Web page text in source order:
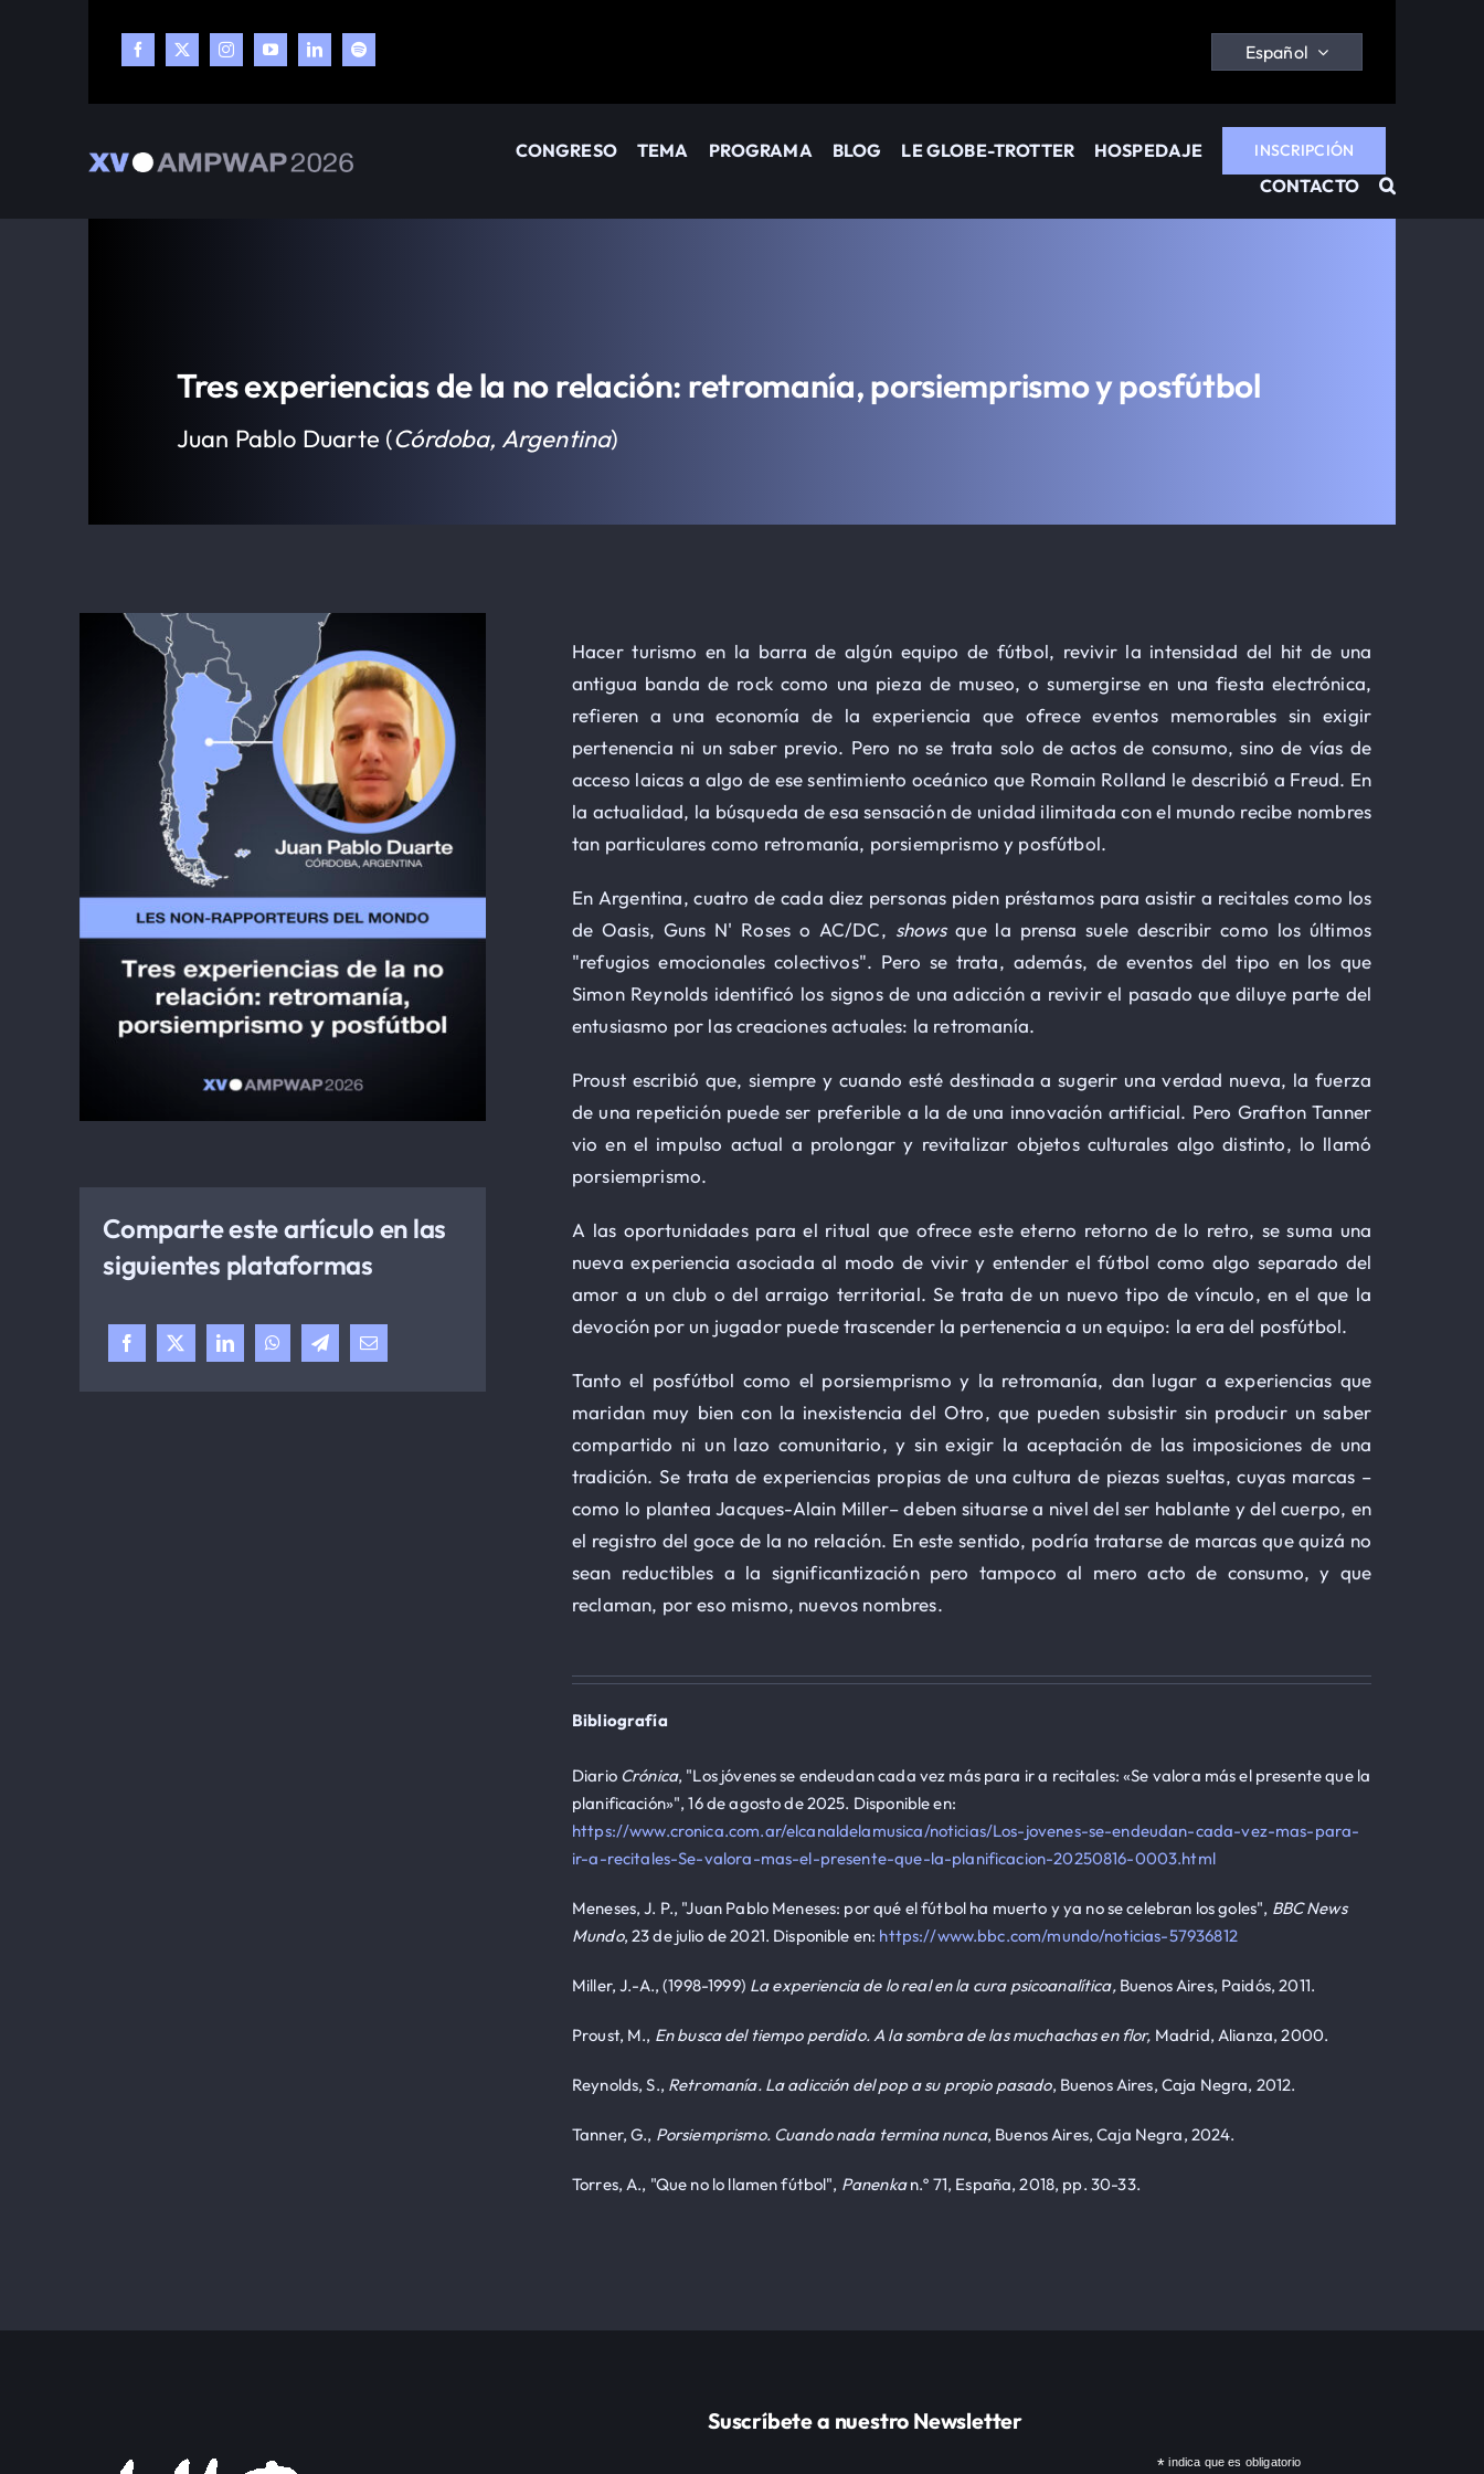
Español
CONGRESO TEMA PROGRAMA BLOG LE GLOBE-TROTTER HOSPEDAJE INSCRIPCIÓN
CONTACTO
Tres experiencias de la no relación: retromanía, porsiemprismo y posfútbol
Juan Pablo Duarte (Córdoba, Argentina)
Comparte este artículo en las
siguientes plataformas
Hacer turismo en la barra de algún equipo de fútbol, revivir la intensidad del hit de una
antigua banda de rock como una pieza de museo, o sumergirse en una fiesta electrónica,
refieren a una economía de la experiencia que ofrece eventos memorables sin exigir
pertenencia ni un saber previo. Pero no se trata solo de actos de consumo, sino de vías de
acceso laicas a algo de ese sentimiento oceánico que Romain Rolland le describió a Freud. En
la actualidad, la búsqueda de esa sensación de unidad ilimitada con el mundo recibe nombres
tan particulares como retromanía, porsiemprismo y posfútbol.
En Argentina, cuatro de cada diez personas piden préstamos para asistir a recitales como los
de Oasis, Guns N' Roses o AC/DC, showsque la prensa suele describir como los últimos
"refugios emocionales colectivos". Pero se trata, además, de eventos del tipo en los que
Simon Reynolds identificó los signos de una adicción a revivir el pasado que diluye parte del
entusiasmo por las creaciones actuales: la retromanía.
Proust escribió que, siempre y cuando esté destinada a sugerir una verdad nueva, la fuerza
de una repetición puede ser preferible a la de una innovación artificial. Pero Grafton Tanner
vio en el impulso actual a prolongar y revitalizar objetos culturales algo distinto, lo llamó
porsiemprismo.
A las oportunidades para el ritual que ofrece este eterno retorno de lo retro, se suma una
nueva experiencia asociada al modo de vivir y entender el fútbol como algo separado del
amor a un club o del arraigo territorial. Se trata de un nuevo tipo de vínculo, en el que la
devoción por un jugador puede trascender la pertenencia a un equipo: la era del posfútbol.
Tanto el posfútbol como el porsiemprismo y la retromanía, dan lugar a experiencias que
maridan muy bien con la inexistencia del Otro, que pueden subsistir sin producir un saber
compartido ni un lazo comunitario, y sin exigir la aceptación de las imposiciones de una
tradición. Se trata de experiencias propias de una cultura de piezas sueltas, cuyas marcas –
como lo plantea Jacques-Alain Miller– deben situarse a nivel del ser hablante y del cuerpo, en
el registro del goce de la no relación. En este sentido, podría tratarse de marcas que quizá no
sean reductibles a la significantización pero tampoco al mero acto de consumo, y que
reclaman, por eso mismo, nuevos nombres.
Bibliografía
DiarioCrónica, "Los jóvenes se endeudan cada vez más para ir a recitales: «Se valora más el presente que la
planificación»", 16 de agosto de 2025. Disponible en:
https://www.cronica.com.ar/elcanaldelamusica/noticias/Los-jovenes-se-endeudan-cada-vez-mas-para-
ir-a-recitales-Se-valora-mas-el-presente-que-la-planificacion-20250816-0003.html
Meneses, J. P., "Juan Pablo Meneses: por qué el fútbol ha muerto y ya no se celebran los goles", BBC News
Mundo, 23 de julio de 2021. Disponible en: https://www.bbc.com/mundo/noticias-57936812
Miller, J.-A., (1998-1999) La experiencia de lo real en la cura psicoanalítica,Buenos Aires, Paidós, 2011.
Proust, M., En busca del tiempo perdido. A la sombra de las muchachas en flor, Madrid, Alianza, 2000.
Reynolds, S., Retromanía. La adicción del pop a su propio pasado, Buenos Aires, Caja Negra, 2012.
Tanner, G., Porsiemprismo. Cuando nada termina nunca, Buenos Aires, Caja Negra, 2024.
Torres, A., "Que no lo llamen fútbol", Panenkan.º 71, España, 2018, pp. 30-33.
Suscríbete a nuestro Newsletter
* indica que es obligatorio